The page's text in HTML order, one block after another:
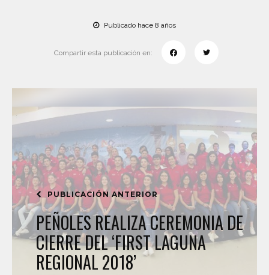
Publicado hace 8 años
Compartir esta publicación en:
PUBLICACIÓN ANTERIOR
PEÑOLES REALIZA CEREMONIA DE
CIERRE DEL ‘FIRST LAGUNA
REGIONAL 2018’